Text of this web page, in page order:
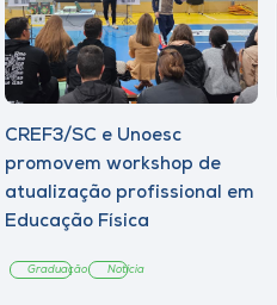
CREF3/SC e Unoesc
promovem workshop de
atualização profissional em
Educação Física
Graduação Notícia